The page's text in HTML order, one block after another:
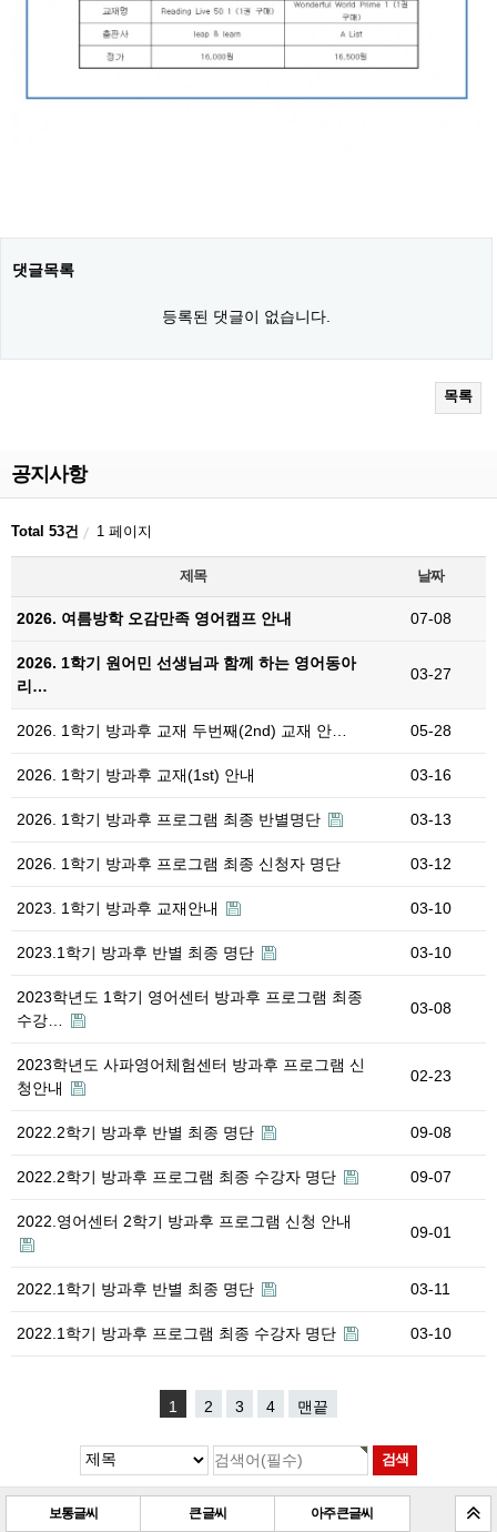
댓글목록
등록된 댓글이 없습니다.
목록
공지사항
Total 53건 1 페이지
제목 날짜
2026. 여름방학 오감만족 영어캠프 안내 07-08
2026. 1학기 원어민 선생님과 함께 하는 영어동아
리…
03-27
2026. 1학기 방과후 교재 두번째(2nd) 교재 안… 05-28
2026. 1학기 방과후 교재(1st) 안내 03-16
2026. 1학기 방과후 프로그램 최종 반별명단 03-13
2026. 1학기 방과후 프로그램 최종 신청자 명단 03-12
2023. 1학기 방과후 교재안내 03-10
2023.1학기 방과후 반별 최종 명단 03-10
2023학년도 1학기 영어센터 방과후 프로그램 최종
수강…
03-08
2023학년도 사파영어체험센터 방과후 프로그램 신
청안내
02-23
2022.2학기 방과후 반별 최종 명단 09-08
2022.2학기 방과후 프로그램 최종 수강자 명단 09-07
2022.영어센터 2학기 방과후 프로그램 신청 안내
09-01
2022.1학기 방과후 반별 최종 명단 03-11
2022.1학기 방과후 프로그램 최종 수강자 명단 03-10
1 2 3 4 맨끝
보통글씨 큰 글씨 아주 큰 글씨